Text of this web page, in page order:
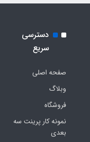
دسترسی
سریع
صفحه اصلی
وبلاگ
فروشگاه
نمونه کار پرینت سه
بعدی